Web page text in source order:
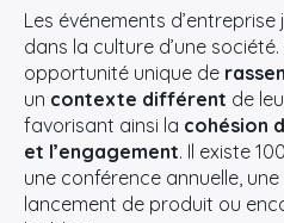
Les événements
dans la culture d’une
opportunité unique de
un contexte différent de
favorisant ainsi la cohésion
et l’engagement. Il existe
une conférence annuelle,
lancement de produit ou